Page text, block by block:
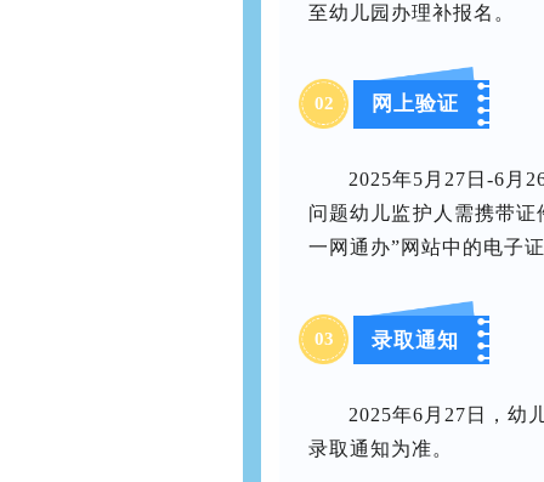
至幼儿园办理补报名。
02 网上验证
2025年5月27日-6月
问题幼儿监护人需携带
一网通办”网站中的电子
03 录取通知
2025年6月27日，幼
录取通知为准。